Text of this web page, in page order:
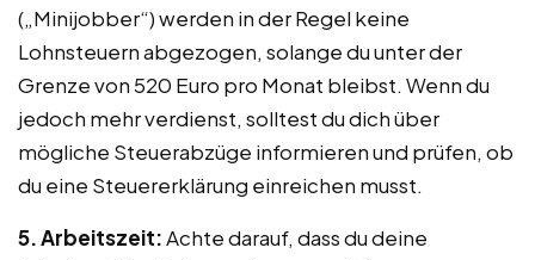
(„Minijobber“) werden in der Regel keine
Lohnsteuern abgezogen, solange du unter der
Grenze von 520 Euro pro Monat bleibst. Wenn du
jedoch mehr verdienst, solltest du dich über
mögliche Steuerabzüge informieren und prüfen, ob
du eine Steuererklärung einreichen musst.
5. Arbeitszeit:Achte darauf, dass du deine